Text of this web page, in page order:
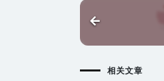
相关文章